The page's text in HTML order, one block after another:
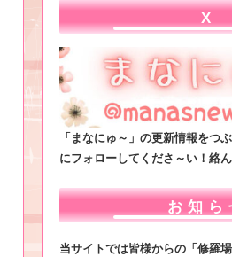
X
「まなにゅ～」の更新情報をつ
にフォローしてくださ～い！絡
お知ら
当サイトでは皆様からの「修羅